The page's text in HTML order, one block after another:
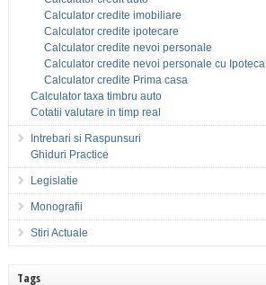
Calculator credite imobiliare
Calculator credite ipotecare
Calculator credite nevoi personale
Calculator credite nevoi personale cu Ipoteca
Calculator credite Prima casa
Calculator taxa timbru auto
Cotatii valutare in timp real
Intrebari si Raspunsuri
Ghiduri Practice
Legislatie
Monografii
Stiri Actuale
Tags